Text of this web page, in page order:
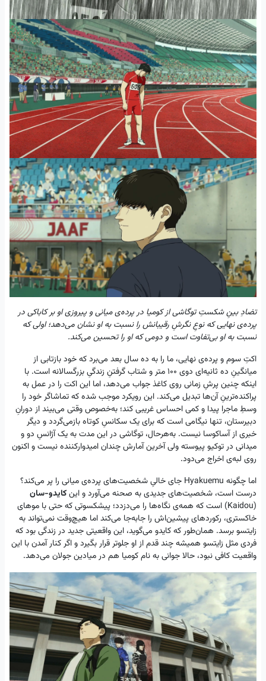
تضادِ بینِ شکستِ توگاشی از کومیا در پرده‌ی میانی و پیروزی او بر کاباکی در
پرده‌ی نهایی که نوعِ نگرشِ رقیبانش را نسبت به او نشان می‌دهد؛ اولی که
نسبت به او بی‌تفاوت است و دومی که او را تحسین می‌کند.
اکتِ سوم و پرده‌ی نهایی، ما را به ده سال بعد می‌برد که خود بازتابی از
میانگینِ ده ثانیه‌ای دوی ۱۰۰ متر و شتاب گرفتنِ زندگیِ بزرگسالانه است. با
اینکه چنین پرشِ زمانی روی کاغذ جواب می‌دهد، اما این اکت را در عمل به
پراکنده‌ترینِ آن‌ها تبدیل می‌کند. این رویکرد موجب شده که تماشاگر خود را
وسطِ ماجرا پیدا و کمی احساس غریبی کند؛ به‌خصوص وقتی می‌بیند از دورانِ
دبیرستان، تنها نیگامی است که برای یک سکانسِ کوتاه بازمی‌گردد و دیگر
خبری از آساکوسا نیست. به‌هرحال، توگاشی در این مدت به یک آژانسِ دو و
میدانی در توکیو پیوسته ولی آخرین آمارش چندان امیدوارکننده نیست و اکنون
روی لبه‌ی اخراج می‌دود.
اما چگونه Hyakuemu جای خالیِ شخصیت‌های پرده‌ی میانی را پر می‌کند؟
درست است، شخصیت‌های جدیدی به صحنه می‌آورد و اینکایدو-سان
(Kaidou) است که همه‌ی نگاه‌ها را می‌دزدد؛ پیشکسوتی که حتی با موهای
خاکستری‌، رکوردهای پیشین‌اش را جابه‌جا می‌کند اما هیچ‌وقت نمی‌تواند به
زایتسو برسد. همان‌طور که کایدو می‌گوید، این واقعیتی جدید در زندگی‌ بود که
فردی مثل زایتسو همیشه چند قدم از او جلوتر قرار بگیرد و اگر کنار آمدن با این
واقعیت کافی نبود، حالا جوانی به نام کومیا هم در میادین جولان می‌دهد.